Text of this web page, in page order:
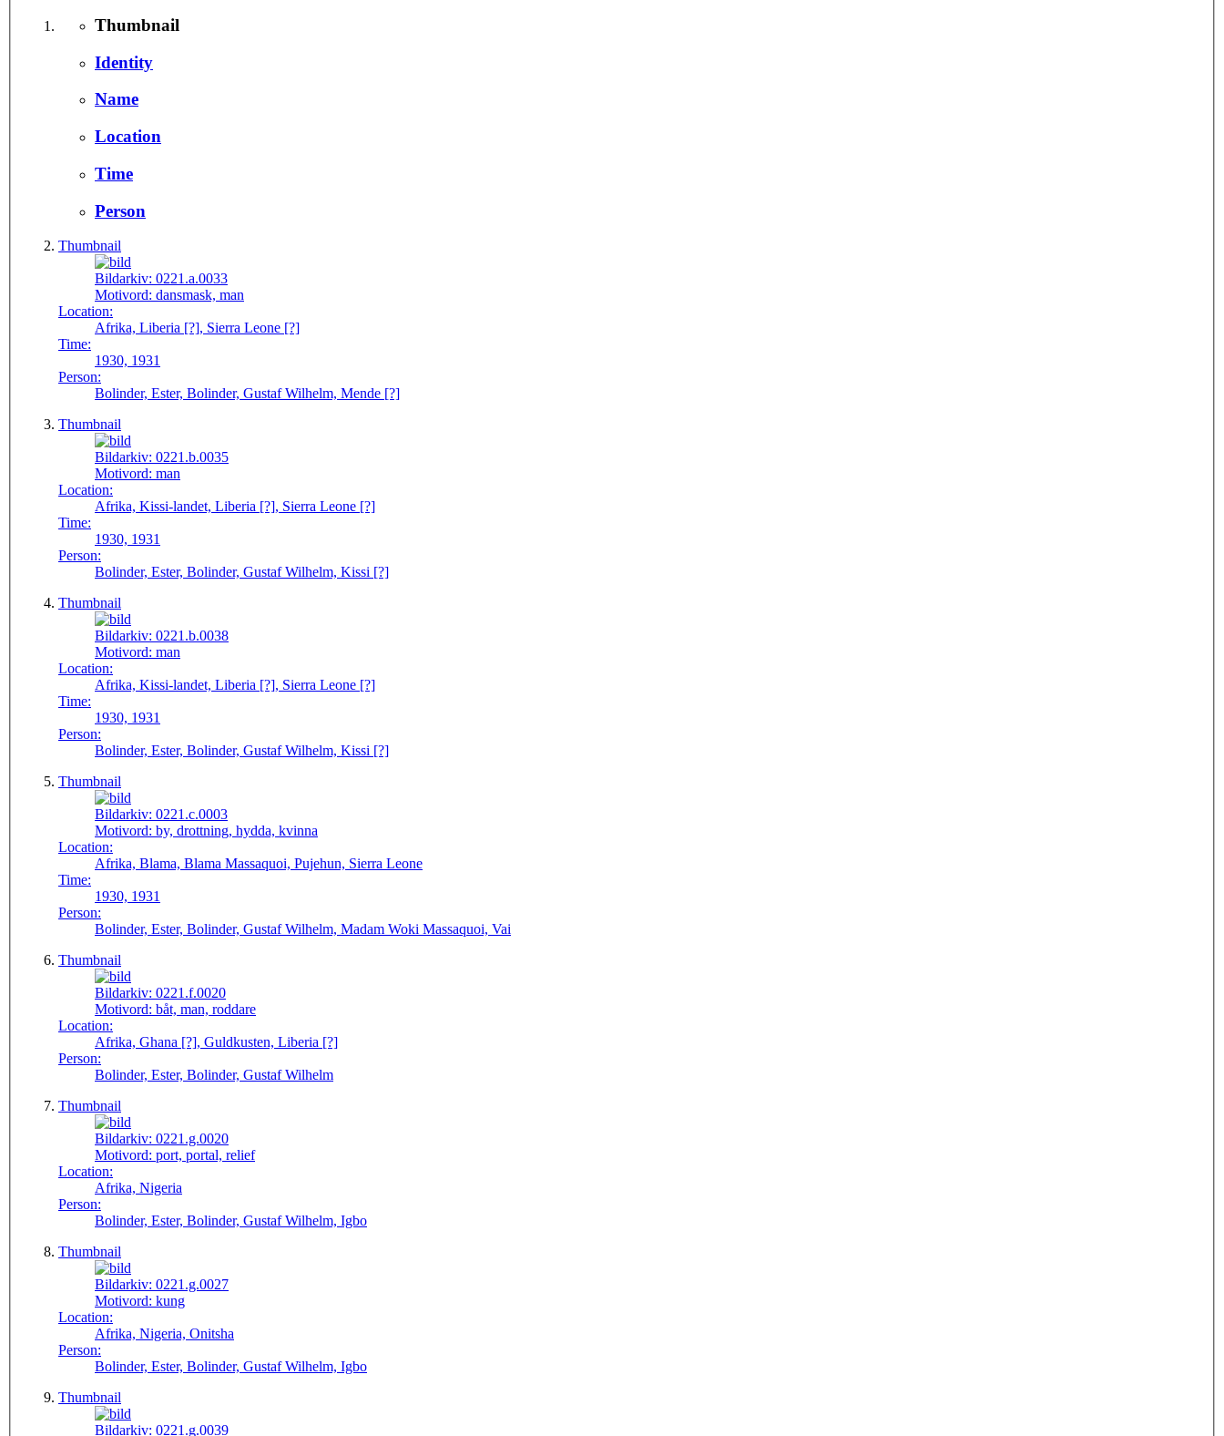
Thumbnail
Identity
Name
Location
Time
Person
Thumbnail
Bildarkiv: 0221.a.0033
Motivord: dansmask, man
Location:
Afrika, Liberia [?], Sierra Leone [?]
Time:
1930, 1931
Person:
Bolinder, Ester, Bolinder, Gustaf Wilhelm, Mende [?]
Thumbnail
Bildarkiv: 0221.b.0035
Motivord: man
Location:
Afrika, Kissi-landet, Liberia [?], Sierra Leone [?]
Time:
1930, 1931
Person:
Bolinder, Ester, Bolinder, Gustaf Wilhelm, Kissi [?]
Thumbnail
Bildarkiv: 0221.b.0038
Motivord: man
Location:
Afrika, Kissi-landet, Liberia [?], Sierra Leone [?]
Time:
1930, 1931
Person:
Bolinder, Ester, Bolinder, Gustaf Wilhelm, Kissi [?]
Thumbnail
Bildarkiv: 0221.c.0003
Motivord: by, drottning, hydda, kvinna
Location:
Afrika, Blama, Blama Massaquoi, Pujehun, Sierra Leone
Time:
1930, 1931
Person:
Bolinder, Ester, Bolinder, Gustaf Wilhelm, Madam Woki Massaquoi, Vai
Thumbnail
Bildarkiv: 0221.f.0020
Motivord: båt, man, roddare
Location:
Afrika, Ghana [?], Guldkusten, Liberia [?]
Person:
Bolinder, Ester, Bolinder, Gustaf Wilhelm
Thumbnail
Bildarkiv: 0221.g.0020
Motivord: port, portal, relief
Location:
Afrika, Nigeria
Person:
Bolinder, Ester, Bolinder, Gustaf Wilhelm, Igbo
Thumbnail
Bildarkiv: 0221.g.0027
Motivord: kung
Location:
Afrika, Nigeria, Onitsha
Person:
Bolinder, Ester, Bolinder, Gustaf Wilhelm, Igbo
Thumbnail
Bildarkiv: 0221.g.0039